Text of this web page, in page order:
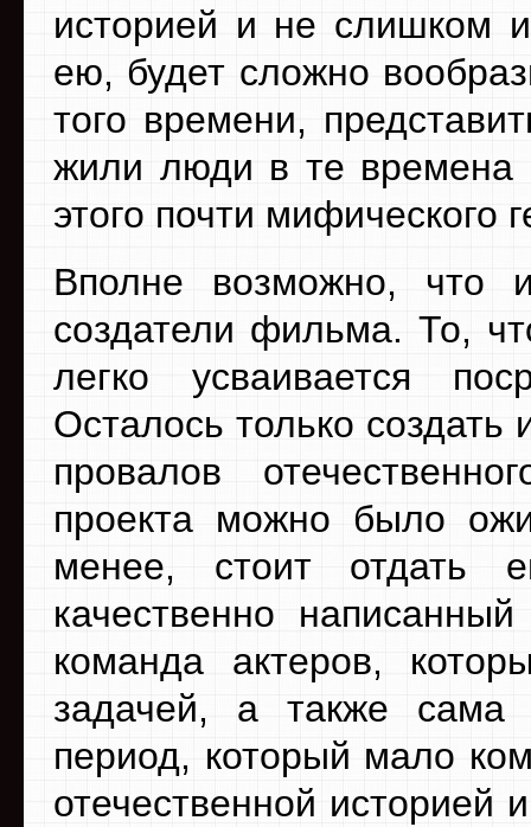
историей и не слишком
ею, будет сложно
того времени,
жили люди в те времена
этого почти мифического
Вполне возможно, что
создатели фильма. То,
легко усваивается
Осталось только
провалов
проекта можно было
менее, стоит отдать
качественно
команда актеров,
задачей, а также сама
период, который мало
отечественной историей